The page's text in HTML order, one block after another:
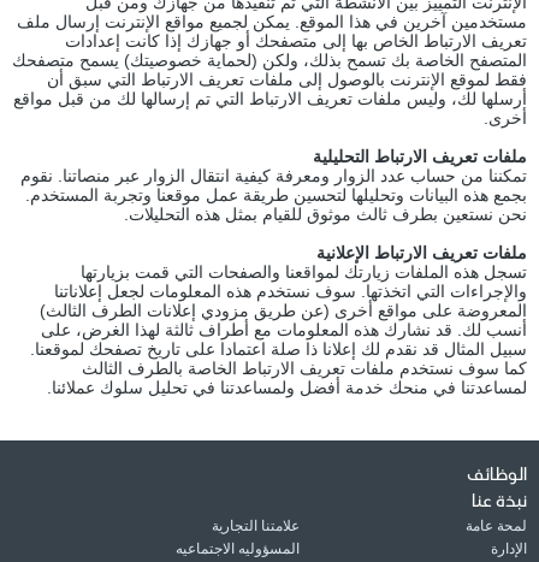
مستخدمين آخرين في هذا الموقع. يمكن لجميع مواقع الإنترنت إرسال ملف
تعريف الارتباط الخاص بها إلى متصفحك أو جهازك إذا كانت إعدادات
المتصفح الخاصة بك تسمح بذلك، ولكن (لحماية خصوصيتك) يسمح متصفحك
فقط لموقع الإنترنت بالوصول إلى ملفات تعريف الارتباط التي سبق أن
أرسلها لك، وليس ملفات تعريف الارتباط التي تم إرسالها لك من قبل مواقع
أخرى.
ملفات تعريف الارتباط التحليلية
تمكننا من حساب عدد الزوار ومعرفة كيفية انتقال الزوار عبر منصاتنا. نقوم
بجمع هذه البيانات وتحليلها لتحسين طريقة عمل موقعنا وتجربة المستخدم.
نحن نستعين بطرف ثالث موثوق للقيام بمثل هذه التحليلات.
ملفات تعريف الارتباط الإعلانية
تسجل هذه الملفات زيارتك لمواقعنا والصفحات التي قمت بزيارتها
والإجراءات التي اتخذتها. سوف نستخدم هذه المعلومات لجعل إعلاناتنا
المعروضة على مواقع أخرى (عن طريق مزودي إعلانات الطرف الثالث)
أنسب لك. قد نشارك هذه المعلومات مع أطراف ثالثة لهذا الغرض، على
سبيل المثال قد نقدم لك إعلانا ذا صلة اعتمادا على تاريخ تصفحك لموقعنا.
كما سوف نستخدم ملفات تعريف الارتباط الخاصة بالطرف الثالث
لمساعدتنا في منحك خدمة أفضل ولمساعدتنا في تحليل سلوك عملائنا.
الوظائف
نبذة عنا
لمحة عامة
علامتنا التجارية
الإدارة
المسؤوليه الاجتماعيه